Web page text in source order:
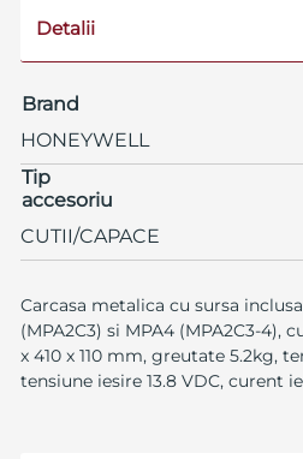
Detalii
Brand
HONEYWELL
Tip
accesoriu
CUTII/CAPACE
Carcasa metalica cu sursa
(MPA2C3) si MPA4 (MPA2C3-4),
x 410 x 110 mm, greutate 5.2kg,
tensiune iesire 13.8 VDC, curent